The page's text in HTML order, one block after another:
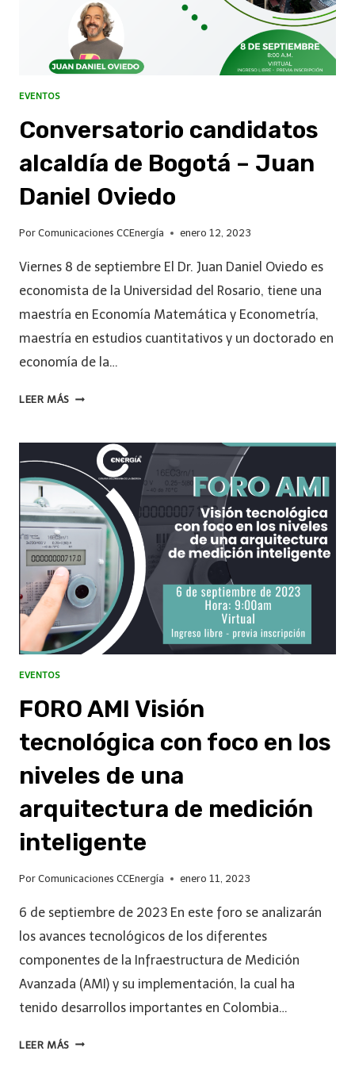
EVENTOS
Conversatorio candidatos
alcaldía de Bogotá – Juan
Daniel Oviedo
Por Comunicaciones CCEnergía enero 12, 2023
Viernes 8 de septiembre El Dr. Juan Daniel Oviedo es
economista de la Universidad del Rosario, tiene una
maestría en Economía Matemática y Econometría,
maestría en estudios cuantitativos y un doctorado en
economía de la…
LEER MÁS
EVENTOS
FORO AMI Visión
tecnológica con foco en los
niveles de una
arquitectura de medición
inteligente
Por Comunicaciones CCEnergía enero 11, 2023
6 de septiembre de 2023 En este foro se analizarán
los avances tecnológicos de los diferentes
componentes de la Infraestructura de Medición
Avanzada (AMI) y su implementación, la cual ha
tenido desarrollos importantes en Colombia…
LEER MÁS